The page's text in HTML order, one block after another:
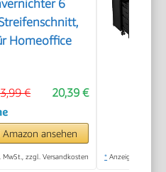
6
Homeoffice
20,39 €
€
Amazon ansehen
MwSt., zzgl. Versandkosten * Anzeige